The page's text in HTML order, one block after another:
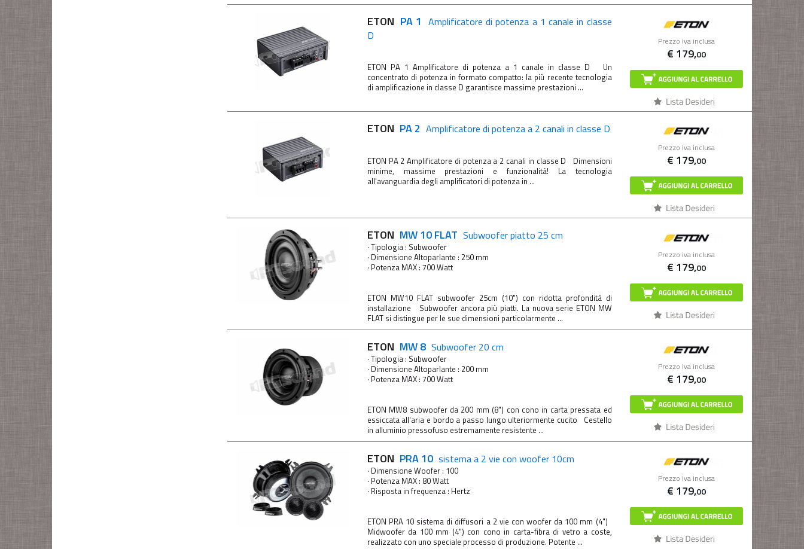
Prezzo iva inclusa
€ 179,00
ETON PA 1 Amplificatore di potenza a 1 canale in classe
D
ETON PA 1 Amplificatore di potenza a 1 canale in classe D Un
concentrato di potenza in formato compatto: la più recente tecnologia
di amplificazione in classe D garantisce massime prestazioni ...
Prezzo iva inclusa
€ 179,00
ETON PA 2 Amplificatore di potenza a 2 canali in classe D
ETON PA 2 Amplificatore di potenza a 2 canali in classe D Dimensioni
minime, massime prestazioni e funzionalità! La tecnologia
all'avanguardia degli amplificatori di potenza in ...
Prezzo iva inclusa
€ 179,00
ETON MW 10 FLAT Subwoofer piatto 25 cm
· Tipologia : Subwoofer
· Dimensione Altoparlante : 250 mm
· Potenza MAX : 700 Watt
ETON MW10 FLAT subwoofer 25cm (10") con ridotta profondità di
installazione Subwoofer ancora più piatti. La nuova serie ETON MW
FLAT si distingue per le sue dimensioni particolarmente ...
Prezzo iva inclusa
€ 179,00
ETON MW 8 Subwoofer 20 cm
· Tipologia : Subwoofer
· Dimensione Altoparlante : 200 mm
· Potenza MAX : 700 Watt
ETON MW8 subwoofer da 200 mm (8") con cono in carta pressata ed
essiccata all'aria e bordo a passo lungo ulteriormente cucito Cestello
in alluminio pressofuso estremamente resistente ...
Prezzo iva inclusa
€ 179,00
ETON PRA 10 sistema a 2 vie con woofer 10cm
· Dimensione Woofer : 100
· Potenza MAX : 80 Watt
· Risposta in frequenza : Hertz
ETON PRA 10 sistema di diffusori a 2 vie con woofer da 100 mm (4")
Midwoofer da 100 mm (4") con cono in carta-fibra di vetro a coste,
realizzato con uno speciale processo di produzione. Potente ...